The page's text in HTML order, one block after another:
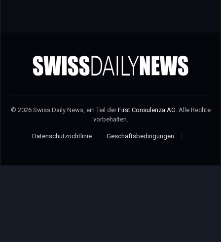
© 2026 Swiss Daily News, ein Teil derFirst Consulenza AG . Alle Rechte
vorbehalten.
Datenschutzrichtlinie Geschäftsbedingungen